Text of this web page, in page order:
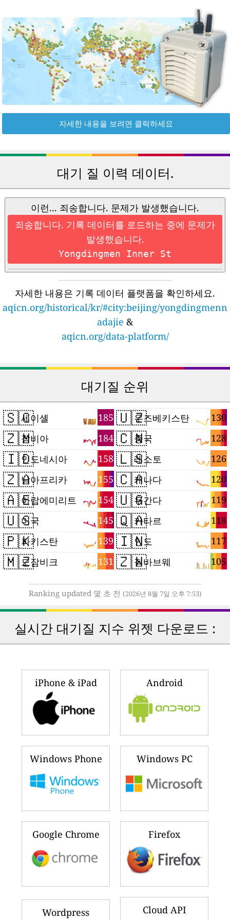
자세한 내용을 보려면 클릭하세요
대기 질 이력 데이터.
이런... 죄송합니다. 문제가 발생했습니다.
죄송합니다. 기록 데이터를 로드하는 중에 문제가
발생했습니다.
Yongdingmen Inner St
자세한 내용은 기록 데이터 플랫폼을 확인하세요.
aqicn.org/historical/kr/#city:beijing/yongdingmenn
adajie &
aqicn.org/data-platform/
대기질 순위
🇸🇨 185
세이셸
🇿🇲 184
잠비아
🇮🇩 158
인도네시아
🇿🇦 155
남아프리카
🇦🇪 154
아랍에미리트
🇺🇸 145
미국
🇵🇰 139
파키스탄
🇲🇿 131
모잠비크
🇺🇿 130
우즈베키스탄
🇨🇳 128
중국
🇱🇸 126
레소토
🇨🇦 120
캐나다
🇺🇬 119
우간다
🇶🇦 118
카타르
🇮🇳 117
인도
🇿🇼 105
짐바브웨
Ranking updated 몇 초 전 (2026년 8월 7일 오후 7:53)
실시간 대기질 지수 위젯 다운로드 :
iPhone & iPad Android
Windows Phone Windows PC
Google Chrome Firefox
Wordpress Cloud API